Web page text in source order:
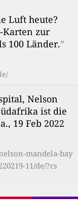
Luft heute?
Karten zur
100 Länder.”
Nelson
ist die
19 Feb 2022
mandela-bay
11/de/?cs